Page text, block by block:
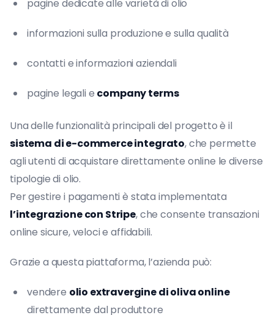
pagine dedicate alle varietà di olio
informazioni sulla produzione e sulla qualità
contatti e informazioni aziendali
pagine legali e company terms
Una delle funzionalità principali del progetto è il
sistema di e-commerce integrato, che permette
agli utenti di acquistare direttamente online le diverse
tipologie di olio.
Per gestire i pagamenti è stata implementata
l’integrazione con Stripe, che consente transazioni
online sicure, veloci e affidabili.
Grazie a questa piattaforma, l’azienda può:
vendere olio extravergine di oliva online
direttamente dal produttore